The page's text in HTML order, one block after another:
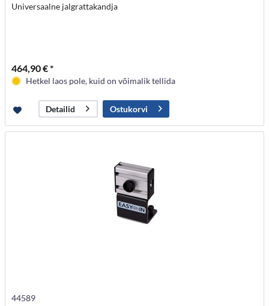
Universaalne jalgrattakandja
464,90 € *
Hetkel laos pole, kuid on võimalik tellida
Detailid Ostukorvi
44589